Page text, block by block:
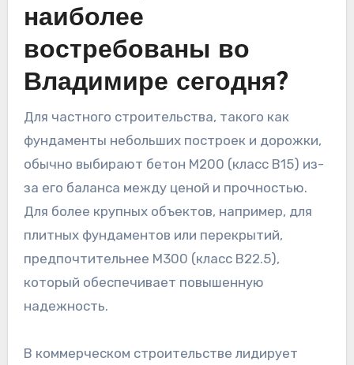
наиболее
востребованы во
Владимире сегодня?
Для частного строительства, такого как
фундаменты небольших построек и дорожки,
обычно выбирают бетон М200 (класс В15) из-
за его баланса между ценой и прочностью.
Для более крупных объектов, например, для
плитных фундаментов или перекрытий,
предпочтительнее М300 (класс В22.5),
который обеспечивает повышенную
надежность.
В коммерческом строительстве лидирует